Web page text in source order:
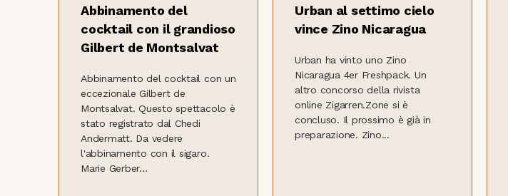
Abbinamento del
cocktail con il grandioso
Gilbert de Montsalvat
Abbinamento del cocktail con un
eccezionale Gilbert de
Montsalvat. Questo spettacolo è
stato registrato dal Chedi
Andermatt. Da vedere
l'abbinamento con il sigaro.
Marie Gerber...
Urban al settimo cielo
vince Zino Nicaragua
Urban ha vinto uno Zino
Nicaragua 4er Freshpack. Un
altro concorso della rivista
online Zigarren.Zone si è
concluso. Il prossimo è già in
preparazione. Zino...